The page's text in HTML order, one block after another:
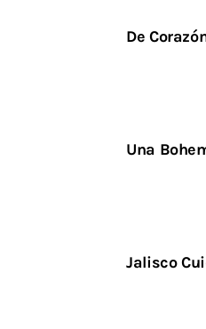
De
Una
Jalisco